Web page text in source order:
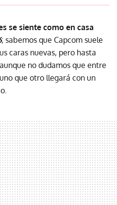
se siente como en casa
; sabemos que Capcom suele
caras nuevas, pero hasta
no dudamos que entre
que otro llegará con un